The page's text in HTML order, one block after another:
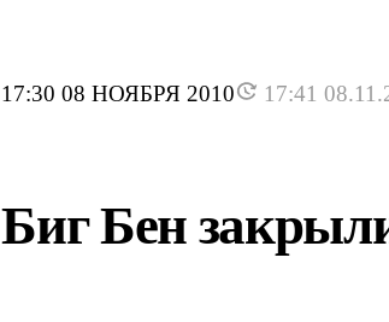
17:30 08 НОЯБРЯ 2010 17:41
Биг Бен